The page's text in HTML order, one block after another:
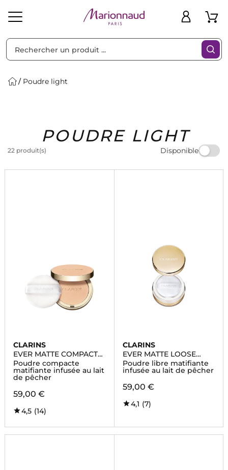
Solaire Homme Marques Idées
Cadeaux
Bons
Plans
Poudre light
POUDRE LIGHT
22 produit(s) Disponible
Filtres
CLARINS
EVER MATTE COMPACT
POWDER
Poudre compacte
matifiante infusée au lait
de pêcher
59,00 €
4,5 (14)
CLARINS
EVER MATTE LOOSE
POWDER
Poudre libre matifiante
infusée au lait de pêcher
59,00 €
4,1 (7)